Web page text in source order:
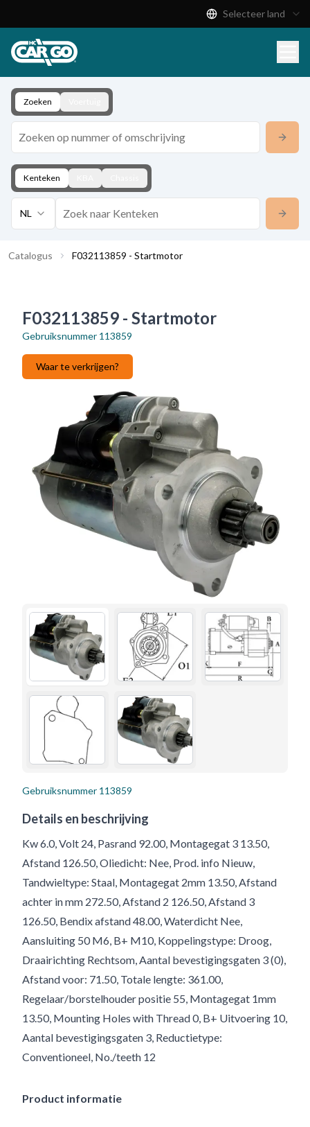
Download
Contact
Selecteer land
Zoeken
Kenteken
NL
Catalogus F032113859 - Startmotor
F032113859 - Startmotor
Gebruiksnummer 113859
Waar te verkrijgen?
Gebruiksnummer 113859
Details en beschrijving
Kw 6.0, Volt 24, Pasrand 92.00, Montagegat 3 13.50,
Afstand 126.50, Oliedicht: Nee, Prod. info Nieuw,
Tandwieltype: Staal, Montagegat 2mm 13.50, Afstand
achter in mm 272.50, Afstand 2 126.50, Afstand 3
126.50, Bendix afstand 48.00, Waterdicht Nee,
Aansluiting 50 M6, B+ M10, Koppelingstype: Droog,
Draairichting Rechtsom, Aantal bevestigingsgaten 3 (0),
Afstand voor: 71.50, Totale lengte: 361.00,
Regelaar/borstelhouder positie 55, Montagegat 1mm
13.50, Mounting Holes with Thread 0, B+ Uitvoering 10,
Aantal bevestigingsgaten 3, Reductietype:
Conventioneel, No./teeth 12
Product informatie